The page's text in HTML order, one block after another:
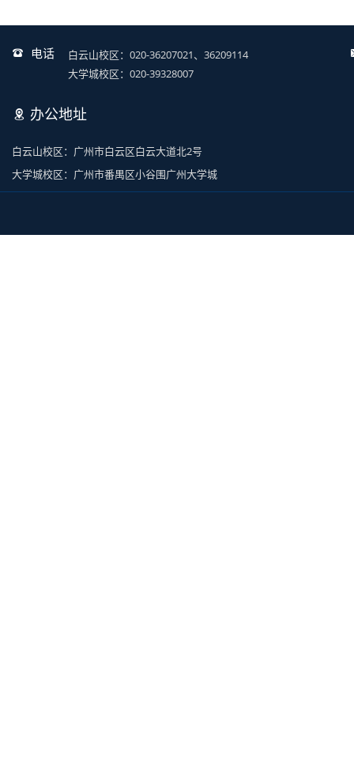
电话
白云山校区：020-36207021、36209114
大学城校区：020-39328007
办公地址
白云山校区：广州市白云区白云大道北2号
大学城校区：广州市番禺区小谷围广州大学城